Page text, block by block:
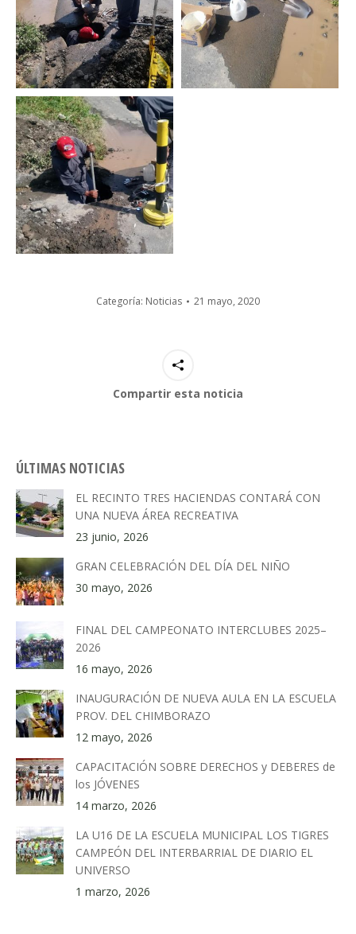
Categoría: Noticias 21 mayo, 2020
Compartir esta noticia
ÚLTIMAS NOTICIAS
EL RECINTO TRES HACIENDAS CONTARÁ CON
UNA NUEVA ÁREA RECREATIVA
23 junio, 2026
GRAN CELEBRACIÓN DEL DÍA DEL NIÑO
30 mayo, 2026
FINAL DEL CAMPEONATO INTERCLUBES 2025–
2026
16 mayo, 2026
INAUGURACIÓN DE NUEVA AULA EN LA ESCUELA
PROV. DEL CHIMBORAZO
12 mayo, 2026
CAPACITACIÓN SOBRE DERECHOS y DEBERES de
los JÓVENES
14 marzo, 2026
LA U16 DE LA ESCUELA MUNICIPAL LOS TIGRES
CAMPEÓN DEL INTERBARRIAL DE DIARIO EL
UNIVERSO
1 marzo, 2026